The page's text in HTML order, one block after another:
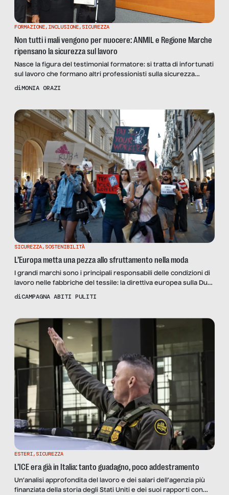
FORMAZIONE, INCLUSIONE, SICUREZZA
Non tutti i mali vengono per nuocere: ANMIL e Regione Marche
ripensano la sicurezza sul lavoro
Nasce la figura del testimonial formatore: si tratta di infortunati
sul lavoro che formano altri professionisti sulla sicurezza
grazie a un progetto di ANMIL, per ora riconosciuto solo nelle
diMONIA ORAZI
SICUREZZA, SOSTENIBILITÀ
L’Europa metta una pezza allo sfruttamento nella moda
I grandi marchi sono i principali responsabili delle condizioni di
lavoro nelle fabbriche del tessile: la direttiva europea sulla Due
Diligence Aziendale Sostenibile è un passo cruciale per la
diCAMPAGNA ABITI PULITI
ESTERI, SICUREZZA
L’ICE era già in Italia: tanto guadagno, poco addestramento
Un’analisi approfondita del lavoro e dei salari dell’agenzia più
finanziata della storia degli Stati Uniti e dei suoi rapporti con